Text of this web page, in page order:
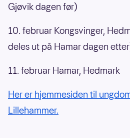
Gjøvik dagen før)
10. februar Kongsvinger,
deles ut på Hamar dagen
11. februar Hamar, Hedmark
Her er hjemmesiden til
Lillehammer.